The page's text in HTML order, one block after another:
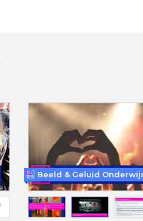
Beeld & Geluid